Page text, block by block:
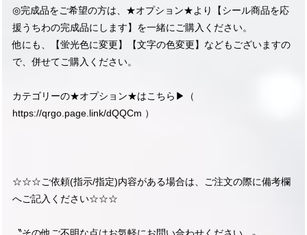
◎完成品をご希望の方は、★オプション★より【シール商品を応
援うちわの完成品にします】を一緒にご購入ください。
他にも、【蛍光色に変更】【文字の色変更】などもございますの
で、併せてご購入ください。
カテゴリーの★オプション★はこちら▶︎（
https://qrgo.page.link/dQQCm ）
☆☆☆ご依頼(指示/指定)内容がある場合は、ご注文の際に備考欄
へご記入ください☆☆☆